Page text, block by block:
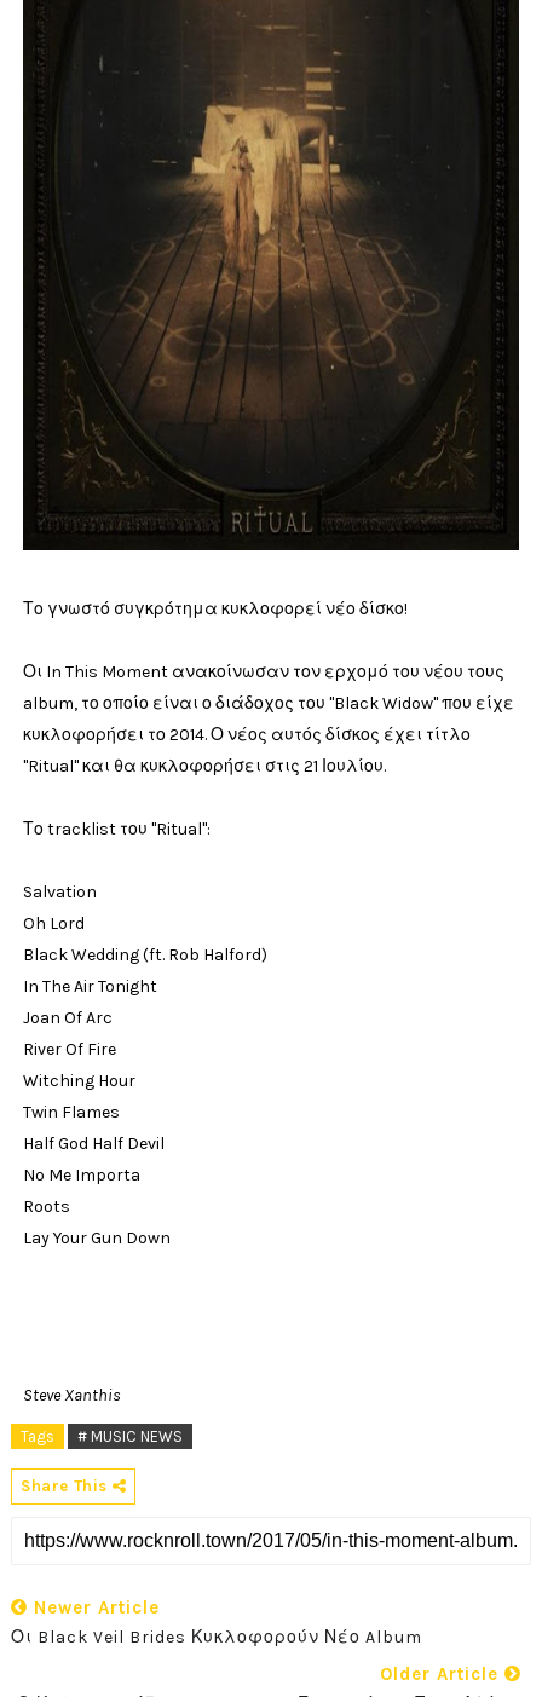
Το γνωστό συγκρότημα κυκλοφορεί νέο δίσκο!
Οι In This Moment ανακοίνωσαν τον ερχομό του νέου τους
album, το οποίο είναι ο διάδοχος του "Black Widow" που είχε
κυκλοφορήσει το 2014. Ο νέος αυτός δίσκος έχει τίτλο
"Ritual" και θα κυκλοφορήσει στις 21 Ιουλίου.
Το tracklist του "Ritual":
Salvation
Oh Lord
Black Wedding (ft. Rob Halford)
In The Air Tonight
Joan Of Arc
River Of Fire
Witching Hour
Twin Flames
Half God Half Devil
No Me Importa
Roots
Lay Your Gun Down
Steve Xanthis
Tags # MUSIC NEWS
Share This
Newer Article
Οι Black Veil Brides Κυκλοφορούν Νέο Album
Older Article